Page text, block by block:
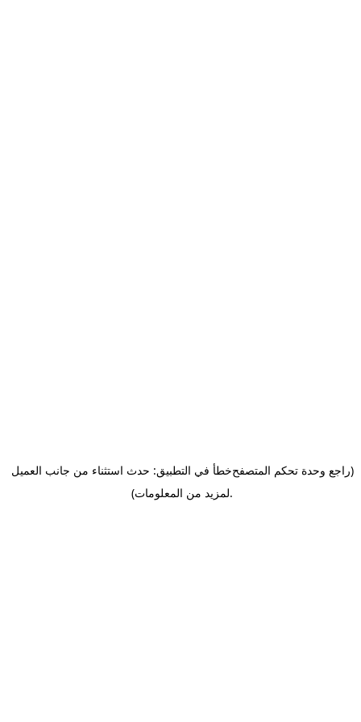
خطأ في التطبيق: حدث استثناء من جانب العميل(راجع وحدة تحكم المتصفح
لمزيد من المعلومات).